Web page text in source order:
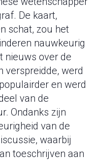
De kaart,
schat, zou het
nauwkeurig
nieuws over de
verspreidde, werd
en werd
van de
Ondanks zijn
van de
waarbij
toeschrijven aan